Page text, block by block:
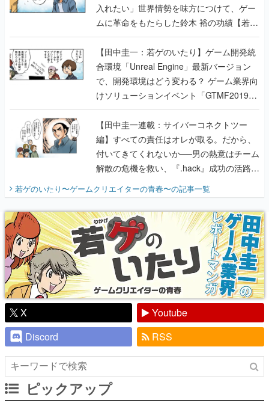
【田中圭一：若ゲのいたり】ゲーム開発統
合環境「Unreal Engine」最新バージョン
で、開発環境はどう変わる？ ゲーム業界向
けソリューションイベント「GTMF2019」
に行って、より理解を深めよう【PR】
【田中圭一連載：サイバーコネクトツー
編】すべての責任はオレが取る。だから、
付いてきてくれないか──男の熱意はチーム
解散の危機を救い、『.hack』成功の活路を
開く。業界の快男児・松山 洋に流れる血は
『少年ジャンプ』色だった【若ゲのいた
り】
若ゲのいたり〜ゲームクリエイターの青春〜の記事一覧
X
Youtube
Discord
RSS
ピックアップ
電ファミのいま読まれている記事ランキング
アプリセール情報